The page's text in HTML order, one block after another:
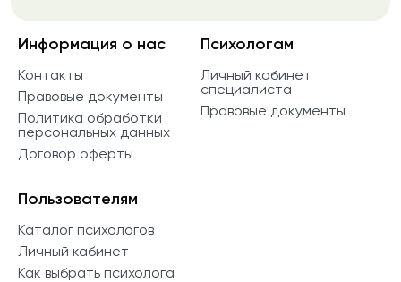
Информация о нас
Контакты
Правовые документы
Политика обработки
персональных данных
Договор оферты
Психологам
Личный кабинет
специалиста
Правовые документы
Пользователям
Каталог психологов
Личный кабинет
Как выбрать психолога